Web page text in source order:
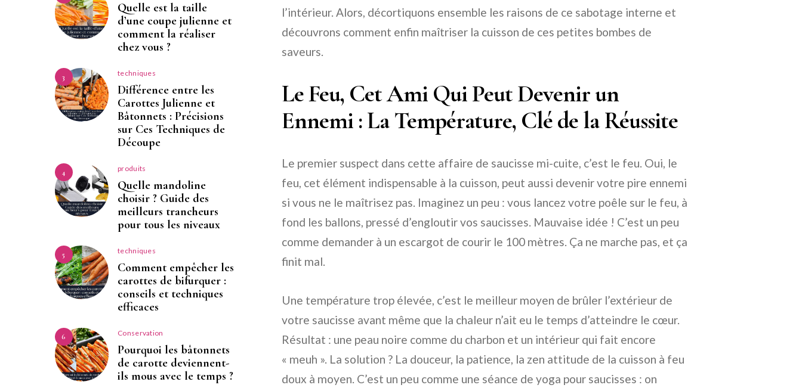
l’intérieur. Alors, décortiquons ensemble les raisons de ce sabotage interne et
découvrons comment enfin maîtriser la cuisson de ces petites bombes de
saveurs.
Le Feu, Cet Ami Qui Peut Devenir un
Ennemi : La Température, Clé de la Réussite
Le premier suspect dans cette affaire de saucisse mi-cuite, c’est le feu. Oui, le
feu, cet élément indispensable à la cuisson, peut aussi devenir votre pire ennemi
si vous ne le maîtrisez pas. Imaginez un peu : vous lancez votre poêle sur le feu, à
fond les ballons, pressé d’engloutir vos saucisses. Mauvaise idée ! C’est un peu
comme demander à un escargot de courir le 100 mètres. Ça ne marche pas, et ça
finit mal.
Une température trop élevée, c’est le meilleur moyen de brûler l’extérieur de
votre saucisse avant même que la chaleur n’ait eu le temps d’atteindre le cœur.
Résultat : une peau noire comme du charbon et un intérieur qui fait encore
« meuh ». La solution ? La douceur, la patience, la zen attitude de la cuisson à feu
doux à moyen. C’est un peu comme une séance de yoga pour saucisses : on
Quelle est la taille
d’une coupe julienne et
comment la réaliser
chez vous ?
3 techniques
Différence entre les
Carottes Julienne et
Bâtonnets : Précisions
sur Ces Techniques de
Découpe
4 produits
Quelle mandoline
choisir ? Guide des
meilleurs trancheurs
pour tous les niveaux
5 techniques
Comment empêcher les
carottes de bifurquer :
conseils et techniques
efficaces
6 Conservation
Pourquoi les bâtonnets
de carotte deviennent-
ils mous avec le temps ?